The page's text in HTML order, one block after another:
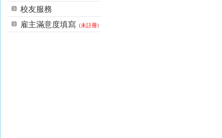
校友服務
雇主滿意度填寫 (未註冊)